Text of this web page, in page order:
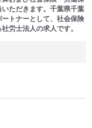
ただきます。千葉県千葉
トナーとして、社会保険
労士法人の求人です。